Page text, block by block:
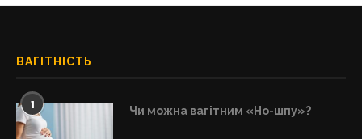
ВАГІТНІСТЬ
1 Чи можна вагітним «Но-шпу»?